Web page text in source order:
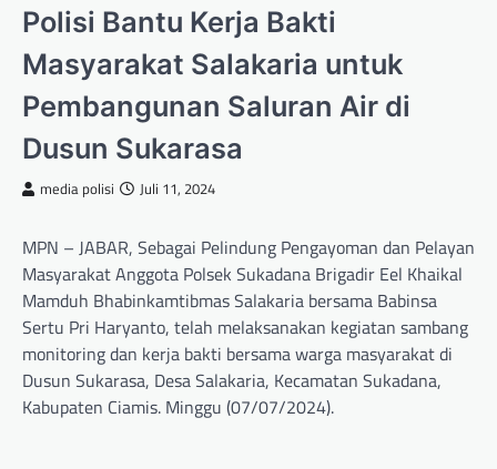
Polisi Bantu Kerja Bakti
Masyarakat Salakaria untuk
Pembangunan Saluran Air di
Dusun Sukarasa
media polisi Juli 11, 2024
MPN – JABAR, Sebagai Pelindung Pengayoman dan Pelayan
Masyarakat Anggota Polsek Sukadana Brigadir Eel Khaikal
Mamduh Bhabinkamtibmas Salakaria bersama Babinsa
Sertu Pri Haryanto, telah melaksanakan kegiatan sambang
monitoring dan kerja bakti bersama warga masyarakat di
Dusun Sukarasa, Desa Salakaria, Kecamatan Sukadana,
Kabupaten Ciamis. Minggu (07/07/2024).